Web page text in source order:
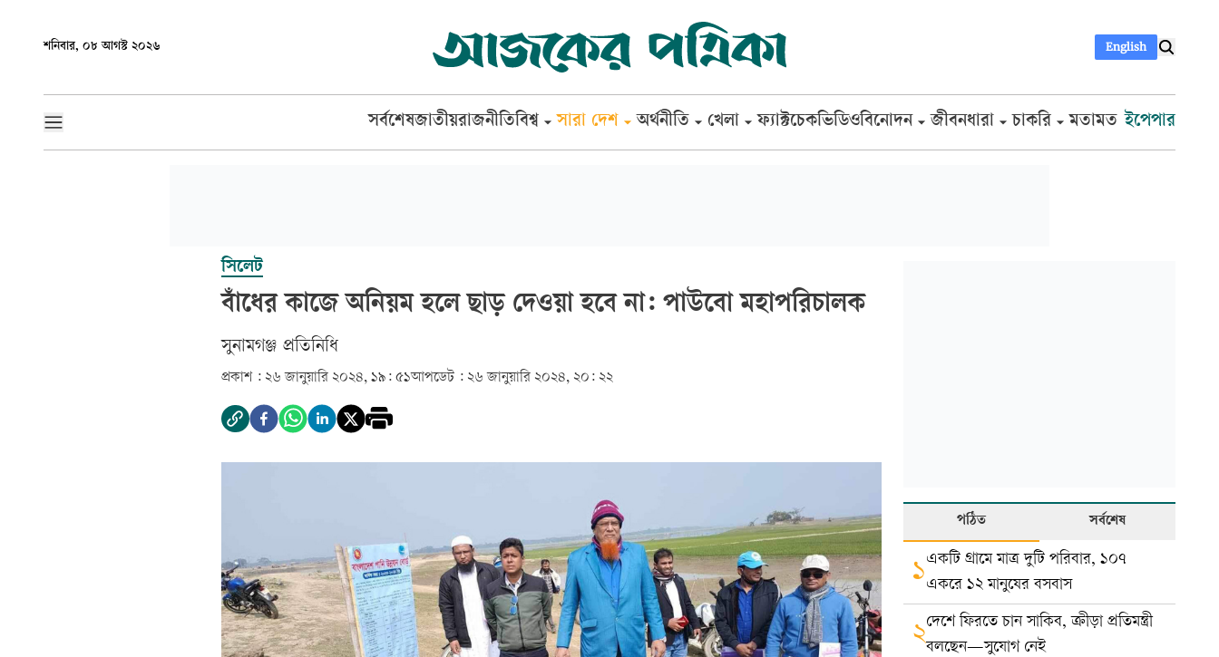
শনিবার, ০৮ আগস্ট ২০২৬ English
সর্বশেষজাতীয়রাজনীতিবিশ্ব সারা দেশ অর্থনীতি খেলা ফ্যাক্টচেকভিডিওবিনোদন জীবনধারা চাকরি মতামত ইপেপার
সিলেট
বাঁধের কাজে অনিয়ম হলে ছাড় দেওয়া হবে না: পাউবো মহাপরিচালক
সুনামগঞ্জ প্রতিনিধি
প্রকাশ : ২৬ জানুয়ারি ২০২৪, ১৯: ৫১আপডেট : ২৬ জানুয়ারি ২০২৪, ২০: ২২
পঠিত সর্বশেষ
১একটি গ্রামে মাত্র দুটি পরিবার, ১০৭
একরে ১২ মানুষের বসবাস
২দেশে ফিরতে চান সাকিব, ক্রীড়া প্রতিমন্ত্রী
বলছেন—সুযোগ নেই